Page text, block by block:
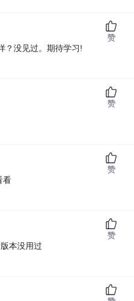
？没见过。期待学习!
赞
赞
看
赞
本没用过
赞